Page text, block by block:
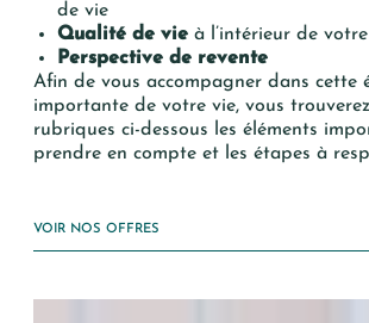
de vie
Qualité de vie à l’intérieur de
Perspective de revente
Afin de vous accompagner dans cette
importante de votre vie, vous
rubriques ci-dessous les éléments
prendre en compte et les étapes à
VOIR NOS OFFRES